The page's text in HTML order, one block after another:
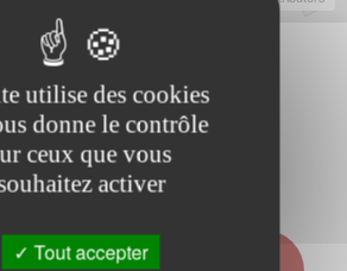
votre hotel sur
SUR
sur SAINT AUBIN SUR
utilise des cookies
donne le contrôle
ceux que vous
activer
Tout accepter